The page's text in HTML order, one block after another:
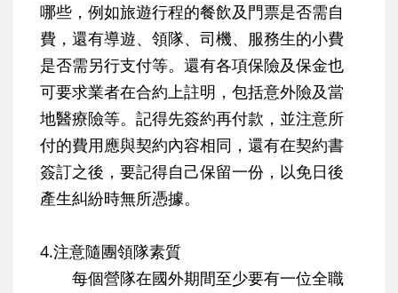
哪些，例如旅遊行程的餐飲及門票是否需自
費，還有導遊、領隊、司機、服務生的小費
是否需另行支付等。還有各項保險及保金也
可要求業者在合約上註明，包括意外險及當
地醫療險等。記得先簽約再付款，並注意所
付的費用應與契約內容相同，還有在契約書
簽訂之後，要記得自己保留一份，以免日後
產生糾紛時無所憑據。
4.注意隨團領隊素質
每個營隊在國外期間至少要有一位全職